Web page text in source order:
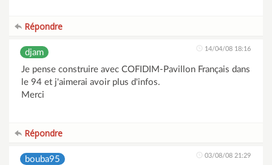
Répondre
djam 14/04/08 18:16
Je pense construire avec COFIDIM-Pavillon Français dans
le 94 et j'aimerai avoir plus d'infos.
Merci
Répondre
bouba95 03/08/08 21:29